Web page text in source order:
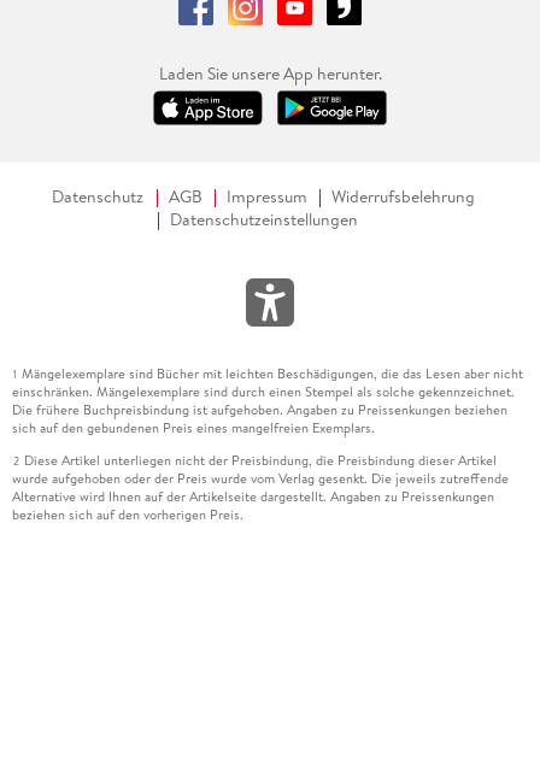
Laden Sie unsere App herunter.
Datenschutz AGB Impressum
Widerrufsbelehrung
Datenschutzeinstellungen
1 Mängelexemplare sind Bücher mit leichten Beschädigungen, die das Lesen aber nicht
einschränken. Mängelexemplare sind durch einen Stempel als solche gekennzeichnet.
Die frühere Buchpreisbindung ist aufgehoben. Angaben zu Preissenkungen beziehen
sich auf den gebundenen Preis eines mangelfreien Exemplars.
2 Diese Artikel unterliegen nicht der Preisbindung, die Preisbindung dieser Artikel
wurde aufgehoben oder der Preis wurde vom Verlag gesenkt. Die jeweils zutreffende
Alternative wird Ihnen auf der Artikelseite dargestellt. Angaben zu Preissenkungen
beziehen sich auf den vorherigen Preis.